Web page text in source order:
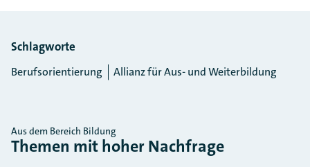
Schlagworte
Berufsorientierung Allianz für Aus- und Weiterbildung
Aus dem Bereich Bildung
Themen mit hoher Nachfrage